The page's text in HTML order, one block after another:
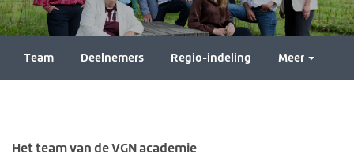
Team Deelnemers Regio-indeling Meer
Het team van de VGN academie